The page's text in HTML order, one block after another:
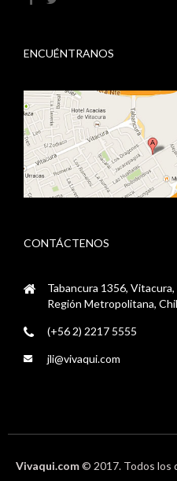
ENCUÉNTRANOS
CONTÁCTENOS
Tabancura 1356, Vitacura,
Región Metropolitana,
(+56 2) 2217 5555
jli@vivaqui.com
Vivaqui.com© 2017. Todos los